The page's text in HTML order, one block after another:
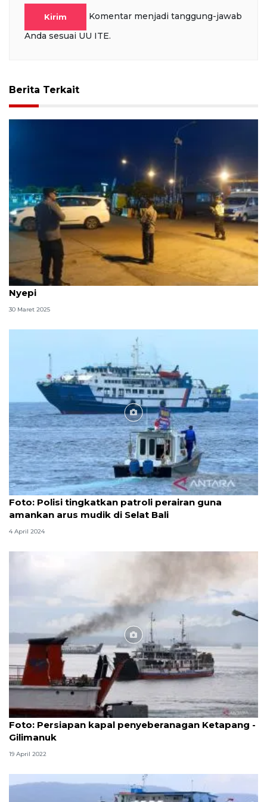
Kirim
Komentar menjadi tanggung-jawab
Anda sesuai UU ITE.
Berita Terkait
Penyeberangan Selat Bali kembali dibuka setelah
Nyepi
30 Maret 2025
Foto
Foto: Polisi tingkatkan patroli perairan guna
amankan arus mudik di Selat Bali
4 April 2024
Foto
Foto: Persiapan kapal penyeberanagan Ketapang -
Gilimanuk
19 April 2022